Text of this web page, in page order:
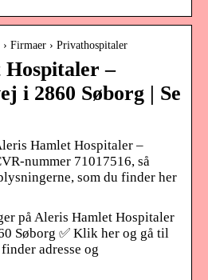
Firmaer › Privathospitaler
–
i 2860 Søborg | Se
Hamlet Hospitaler –
nummer 71017516, så
som du finder her
på Aleris Hamlet Hospitaler
Søborg ✅ Klik her og gå til
adresse og